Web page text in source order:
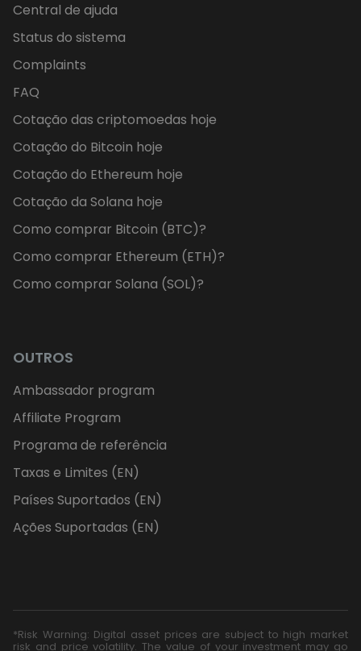
Central de ajuda
Status do sistema
Complaints
FAQ
Cotação das criptomoedas hoje
Cotação do Bitcoin hoje
Cotação do Ethereum hoje
Cotação da Solana hoje
Como comprar Bitcoin (BTC)?
Como comprar Ethereum (ETH)?
Como comprar Solana (SOL)?
OUTROS
Ambassador program
Affiliate Program
Programa de referência
Taxas e Limites (EN)
Países Suportados (EN)
Ações Suportadas (EN)
*Risk Warning: Digital asset prices are subject to high market
risk and price volatility. The value of your investment may go